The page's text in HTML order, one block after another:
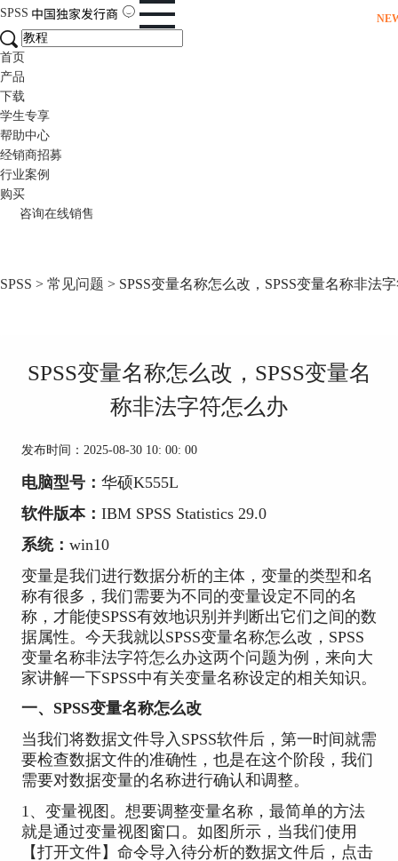
SPSS
首页
产品
下载
学生专享
帮助中心
经销商招募
行业案例
购买
咨询在线销售
SPSS > 常见问题 > SPSS变量名称怎么改，SPSS变量名称非法
SPSS变量名称怎么改，SPSS变量名
称非法字符怎么办
发布时间：2025-08-30 10: 00: 00
电脑型号： 华硕K555L
软件版本： IBM SPSS Statistics 29.0
系统： win10
变量是我们进行数据分析的主体，变量的类型和名
称有很多，我们需要为不同的变量设定不同的名
称，才能使SPSS有效地识别并判断出它们之间的数
据属性。今天我就以SPSS变量名称怎么改，SPSS
变量名称非法字符怎么办这两个问题为例，来向大
家讲解一下SPSS中有关变量名称设定的相关知识。
一、SPSS变量名称怎么改
当我们将数据文件导入SPSS软件后，第一时间就需
要检查数据文件的准确性，也是在这个阶段，我们
需要对数据变量的名称进行确认和调整。
1、变量视图。想要调整变量名称，最简单的方法
就是通过变量视图窗口。如图所示，当我们使用
【打开文件】命令导入待分析的数据文件后，点击